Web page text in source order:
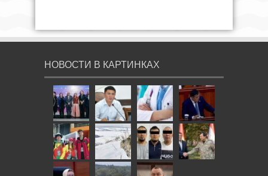
НОВОСТИ В КАРТИНКАХ